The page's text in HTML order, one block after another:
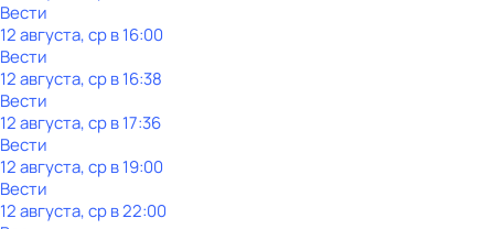
Вести
12 августа, ср в 16:00
Вести
12 августа, ср в 16:38
Вести
12 августа, ср в 17:36
Вести
12 августа, ср в 19:00
Вести
12 августа, ср в 22:00